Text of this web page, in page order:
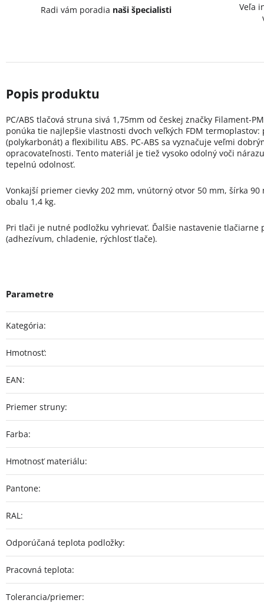
Radi vám poradia naši špecialisti
Veľa
PC/ABS tlačová struna sivá 1,75mm od českej značky Filament-
ponúka tie najlepšie vlastnosti dvoch veľkých FDM
(polykarbonát) a flexibilitu ABS. PC-ABS sa vyznačuje veľmi
opracovateľnosti. Tento materiál je tiež vysoko odolný voči
tepelnú odolnosť.
Vonkajší priemer cievky 202 mm, vnútorný otvor 50 mm, šírka
obalu 1,4 kg.
Pri tlači je nutné podložku vyhrievať. Ďalšie nastavenie tlačiarne
(adhezívum, chladenie, rýchlosť tlače).
Kategória:
Hmotnosť:
EAN:
Priemer struny:
Farba:
Hmotnosť materiálu:
Pantone:
RAL:
Odporúčaná teplota podložky:
Pracovná teplota:
Tolerancia/priemer: